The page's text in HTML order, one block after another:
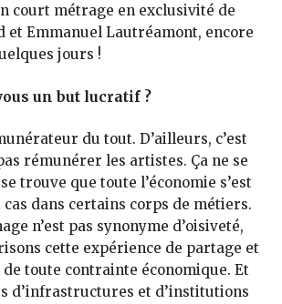
court métrage en exclusivité de
et Emmanuel Lautréamont, encore
jours !
un but lucratif ?
du tout. D’ailleurs, c’est
rémunérer les artistes. Ça ne se
trouve que toute l’économie s’est
dans certains corps de métiers.
n’est pas synonyme d’oisiveté,
cette expérience de partage et
de toute contrainte économique. Et
d’infrastructures et d’institutions